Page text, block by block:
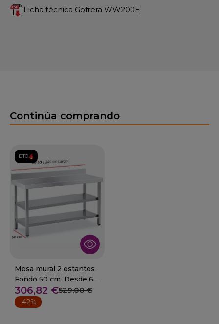
Ficha técnica Gofrera WW200E
Continúa comprando
DTO.
Mesa mural 2 estantes
Fondo 50 cm. Desde 60
a 240 cm
306,82 €529,00 €
-42%